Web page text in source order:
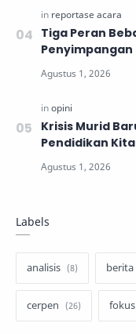
Tiga Peran
Penyimpangan
Krisis Murid
Pendidikan Kita
Labels
analisis berita
cerpen fokus